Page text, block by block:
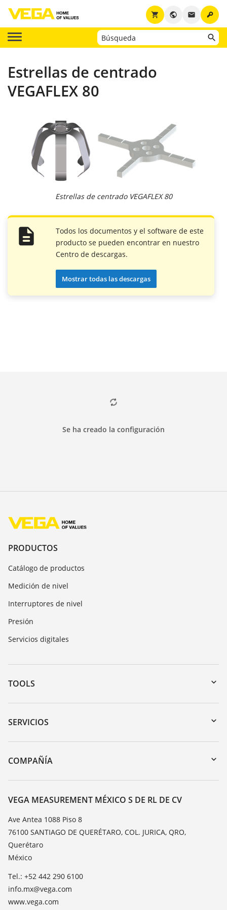
key
email
public
shopping_cart
Estrellas de centrado
VEGAFLEX 80
Estrellas de centrado VEGAFLEX 80
Todos los documentos y el software de este
producto se pueden encontrar en nuestro
Centro de descargas.
Mostrar todas las descargas
Se ha creado la configuración
PRODUCTOS
Catálogo de productos
Medición de nivel
Interruptores de nivel
Presión
Servicios digitales
TOOLS
Zona de descarga
Búsqueda por número de serie
DTM Collection/PACTware
SERVICIOS
Devolución de instrumentos
Cursos de formacion
Lista de resistencias
TeamViewer
COMPAÑÍA
Acerca de VEGA
Contacto
Notícias
Prensa
Blog
VEGA MEASUREMENT MÉXICO S DE RL DE CV
Ave Antea 1088 Piso 8
76100 SANTIAGO DE QUERÉTARO, COL. JURICA, QRO,
Querétaro
México
Tel.: +52 442 290 6100
info.mx@vega.com
www.vega.com